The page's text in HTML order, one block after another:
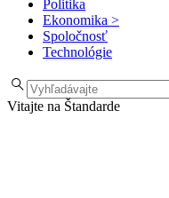
Politika
Ekonomika >
Spoločnosť
Technológie
Vitajte na Štandarde